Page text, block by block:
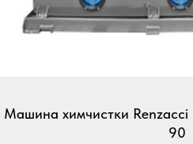
Машина химчистки Renzacci
90